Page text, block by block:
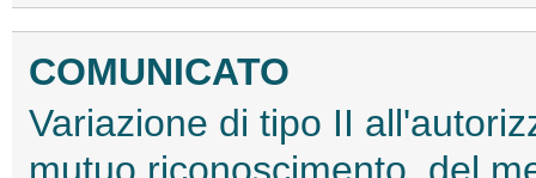
COMUNICATO
Variazione di tipo II
mutuo riconoscimento, del